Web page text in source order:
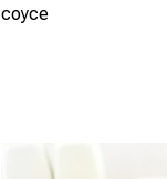
соусе